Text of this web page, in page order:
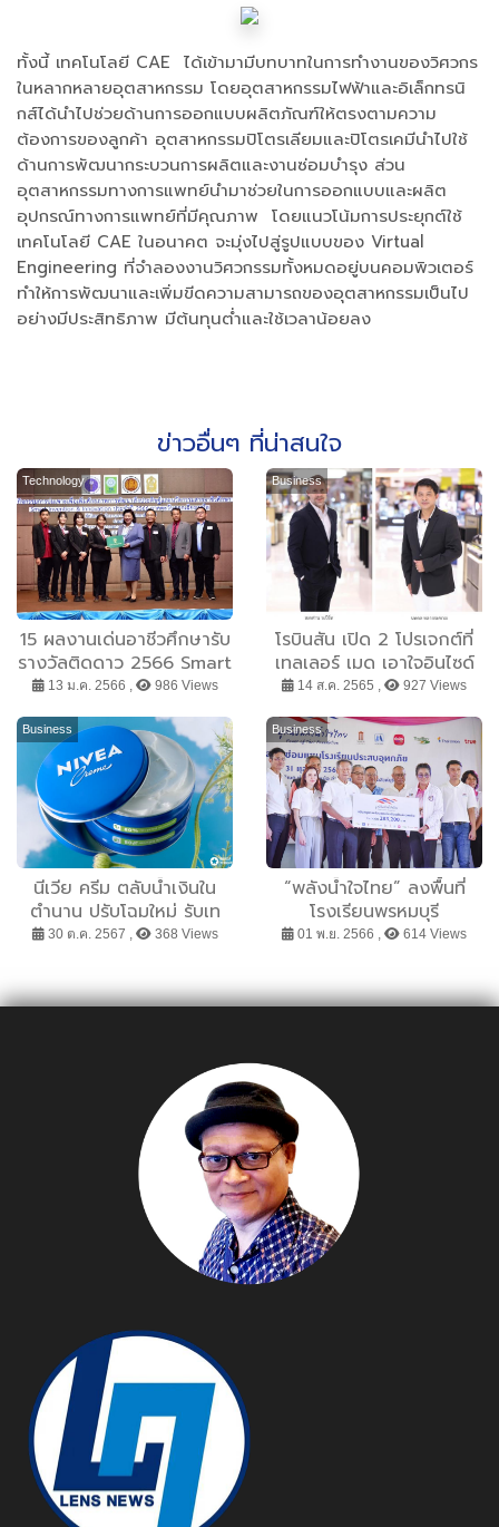
ทั้งนี้ เทคโนโลยี CAE ได้เข้ามามีบทบาทในการทํางานของวิศวกร
ในหลากหลายอุตสาหกรรม โดยอุตสาหกรรมไฟฟ้าและอิเล็กทรนิ
กส์ได้นําไปช่วยด้านการออกแบบผลิตภัณฑ์ให้ตรงตามความ
ต้องการของลูกค้า อุตสาหกรรมปิโตรเลียมและปิโตรเคมีนําไปใช้
ด้านการพัฒนากระบวนการผลิตและงานซ่อมบํารุง ส่วน
อุตสาหกรรมทางการแพทย์นํามาช่วยในการออกแบบและผลิต
อุปกรณ์ทางการแพทย์ที่มีคุณภาพ โดยแนวโน้มการประยุกต์ใช้
เทคโนโลยี CAE ในอนาคต จะมุ่งไปสู่รูปแบบของ Virtual
Engineering ที่จําลองงานวิศวกรรมทั้งหมดอยู่บนคอมพิวเตอร์
ทําให้การพัฒนาและเพิ่มขีดความสามารถของอุตสาหกรรมเป็นไป
อย่างมีประสิทธิภาพ มีต้นทุนต่ำและใช้เวลาน้อยลง
ข่าวอื่นๆ ที่น่าสนใจ
Technology
15 ผลงานเด่นอาชีวศึกษารับ
รางวัลติดดาว 2566 Smart
Invention & Innovation
ภาคตะวันออกเฉียงเหนือ
13 ม.ค. 2566 , 986 Views
Business
โรบินสัน เปิด 2 โปรเจกต์ที่
เทลเลอร์ เมด เอาใจอินไซด์
ครอบครัวนักช้อปทั่วไทย
14 ส.ค. 2565 , 927 Views
Business
นีเวีย ครีม ตลับน้ำเงินใน
ตำนาน ปรับโฉมใหม่ รับเท
รนด์รักษ์โลก พร้อมการดูแล
30 ต.ค. 2567 , 368 Views
Business
“พลังน้ำใจไทย” ลงพื้นที่
โรงเรียนพรหมบุรี
รัชดาภิเษก จังหวัดสิงห์บุรี
01 พ.ย. 2566 , 614 Views